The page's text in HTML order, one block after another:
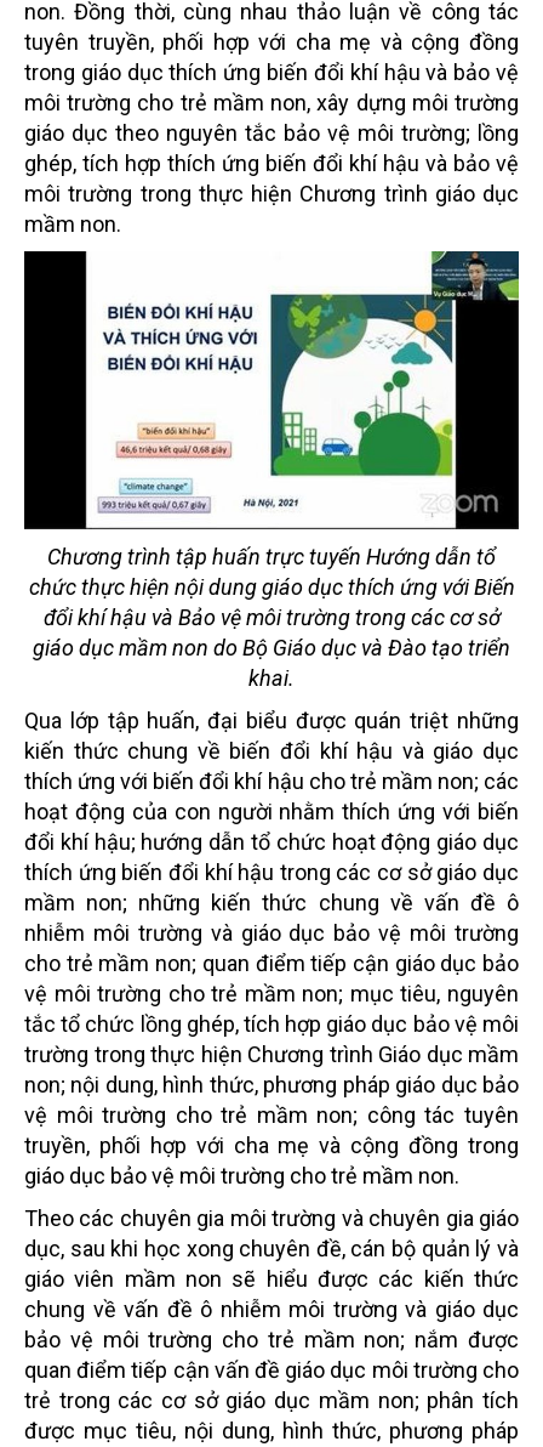
non. Đồng thời, cùng nhau thảo luận về công tác
tuyên truyền, phối hợp với cha mẹ và cộng đồng
trong giáo dục thích ứng biến đổi khí hậu và bảo vệ
môi trường cho trẻ mầm non, xây dựng môi trường
giáo dục theo nguyên tắc bảo vệ môi trường; lồng
ghép, tích hợp thích ứng biến đổi khí hậu và bảo vệ
môi trường trong thực hiện Chương trình giáo dục
mầm non.
Chương trình tập huấn trực tuyến Hướng dẫn tổ
chức thực hiện nội dung giáo dục thích ứng với Biến
đổi khí hậu và Bảo vệ môi trường trong các cơ sở
giáo dục mầm non do Bộ Giáo dục và Đào tạo triển
khai.
Qua lớp tập huấn, đại biểu được quán triệt những
kiến thức chung về biến đổi khí hậu và giáo dục
thích ứng với biến đổi khí hậu cho trẻ mầm non; các
hoạt động của con người nhằm thích ứng với biến
đổi khí hậu; hướng dẫn tổ chức hoạt động giáo dục
thích ứng biến đổi khí hậu trong các cơ sở giáo dục
mầm non; những kiến thức chung về vấn đề ô
nhiễm môi trường và giáo dục bảo vệ môi trường
cho trẻ mầm non; quan điểm tiếp cận giáo dục bảo
vệ môi trường cho trẻ mầm non; mục tiêu, nguyên
tắc tổ chức lồng ghép, tích hợp giáo dục bảo vệ môi
trường trong thực hiện Chương trình Giáo dục mầm
non; nội dung, hình thức, phương pháp giáo dục bảo
vệ môi trường cho trẻ mầm non; công tác tuyên
truyền, phối hợp với cha mẹ và cộng đồng trong
giáo dục bảo vệ môi trường cho trẻ mầm non.
Theo các chuyên gia môi trường và chuyên gia giáo
dục, sau khi học xong chuyên đề, cán bộ quản lý và
giáo viên mầm non sẽ hiểu được các kiến thức
chung về vấn đề ô nhiễm môi trường và giáo dục
bảo vệ môi trường cho trẻ mầm non; nắm được
quan điểm tiếp cận vấn đề giáo dục môi trường cho
trẻ trong các cơ sở giáo dục mầm non; phân tích
được mục tiêu, nội dung, hình thức, phương pháp